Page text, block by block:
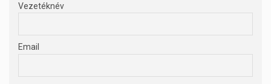
Vezetéknév
Email